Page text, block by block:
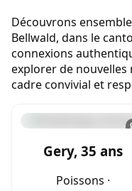
Découvrons
Bellwald, dans le
connexions
explorer de
cadre convivial et
Gery, 35 ans
Poissons ·